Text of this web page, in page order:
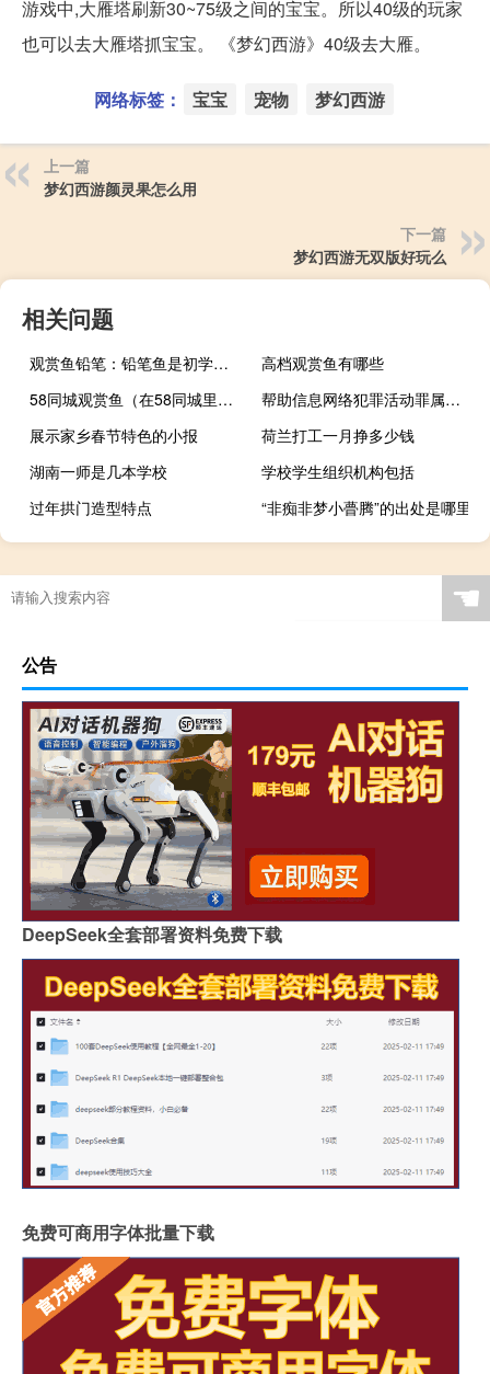
游戏中,大雁塔刷新30~75级之间的宝宝。所以40级的玩家
也可以去大雁塔抓宝宝。 《梦幻西游》40级去大雁。
网络标签： 宝宝 宠物 梦幻西游
上一篇
梦幻西游颜灵果怎么用
下一篇
梦幻西游无双版好玩么
相关问题
观赏鱼铅笔：铅笔鱼是初学者比较容易饲养的观赏鱼
高档观赏鱼有哪些
58同城观赏鱼（在58同城里在线购买观赏鱼靠谱吗？）
帮助信息网络犯罪活动罪属于哪一类
展示家乡春节特色的小报
荷兰打工一月挣多少钱
湖南一师是几本学校
学校学生组织机构包括
过年拱门造型特点
“非痴非梦小瞢腾”的出处是哪里
学it需要什么基础
道常无为而无不为是什么意思
如何对付楼上小孩跑跳声
☚
公告
DeepSeek全套部署资料免费下载
免费可商用字体批量下载